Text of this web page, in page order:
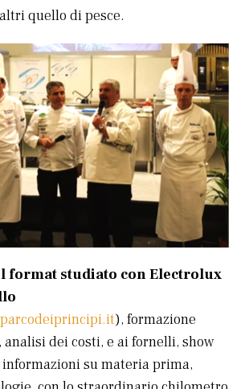
quello di pesce.
format studiato con Electrolux
), formazione
dei costi, e ai fornelli, show
su materia prima,